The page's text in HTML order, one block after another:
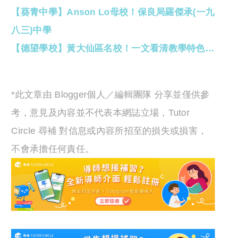
【葵青中學】Anson Lo母校！保良局羅傑承(一九
八三)中學
【德望學校】黃大仙區名校！一文看清教學特色…
*此文章由 Blogger個人／編輯團隊 分享並僅供參
考，意見及內容並不代表本網誌立場，Tutor
Circle 尋補 對信息或內容所招至的損失或損害，
不會承擔任何責任。